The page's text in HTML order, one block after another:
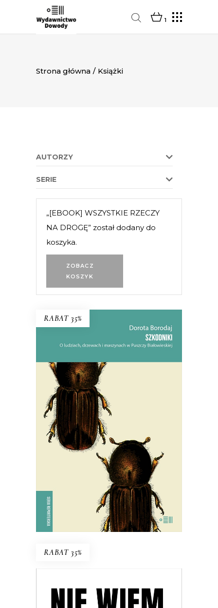
1
Strona główna / Książki
AUTORZY
SERIE
ZOBACZ
KOSZYK
„[EBOOK] WSZYSTKIE RZECZY
NA DROGĘ” został dodany do
koszyka.
RABAT 35%
E-BOOK DO KOSZYKA
SZKODNIKI
Walka toczyła się nie tylko w lesie,
ale i w głowach ludzi.
59.90zł 38.94
KSIĄŻKA DO KOSZYKA
RABAT 35%